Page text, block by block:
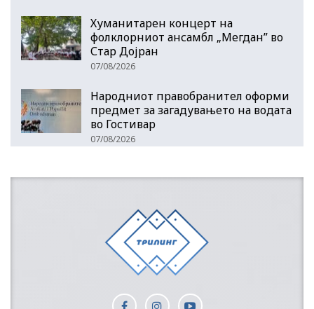
Хуманитарен концерт на
фолклорниот ансамбл „Мегдан” во
Стар Дојран
07/08/2026
Народниот правобранител оформи
предмет за загадувањето на водата
во Гостивар
07/08/2026